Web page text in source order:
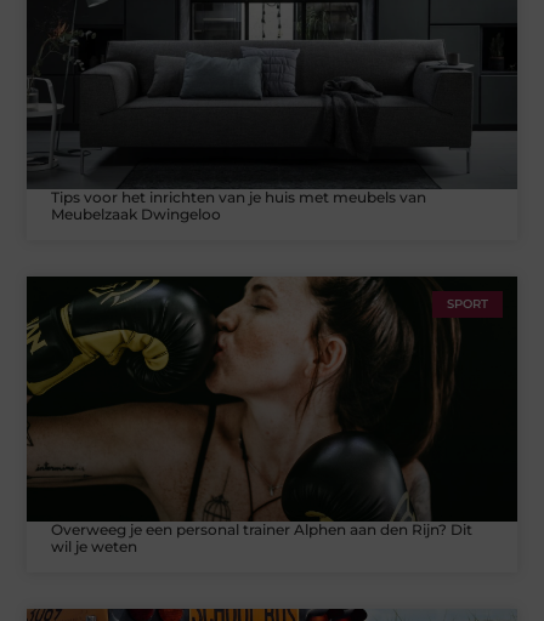
Tips voor het inrichten van je huis met meubels van
Meubelzaak Dwingeloo
SPORT
Overweeg je een personal trainer Alphen aan den Rijn? Dit
wil je weten